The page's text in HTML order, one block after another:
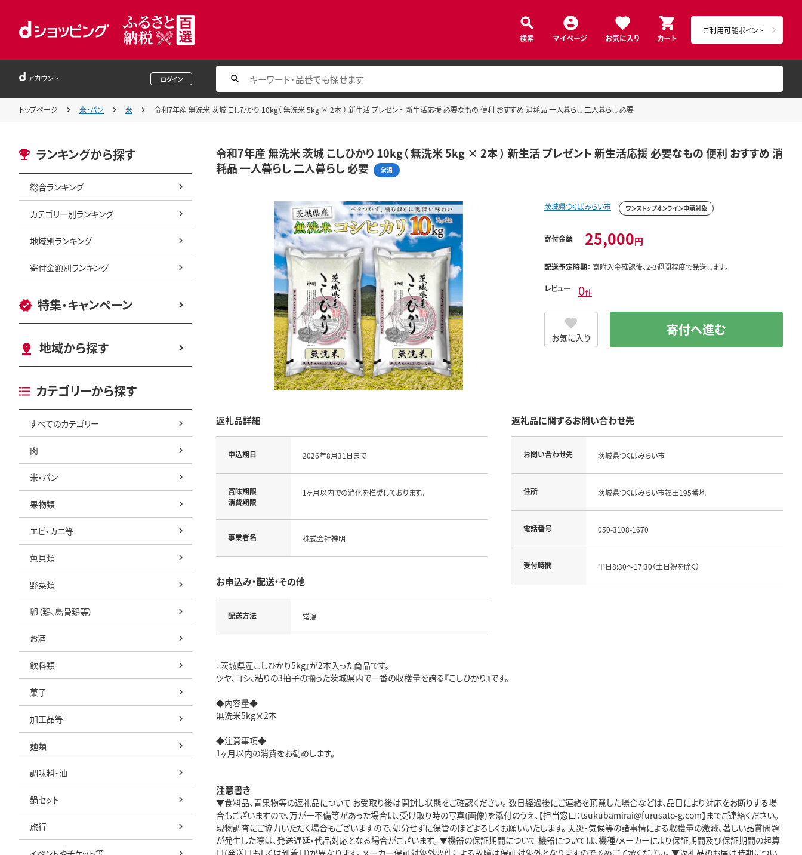
検索 マイページ お気に入り カート
ご利用可能ポイント
アカウント ログイン
トップページ 米・パン 米 令和7年産 無洗米 茨城 こしひかり 10kg（ 無洗米 5kg × 2本 ） 新生活 プレゼント 新生活応援 必要なもの 便利 おすすめ 消耗品 一人暮らし 二人暮らし 必要
ランキングから探す
総合ランキング
カテゴリー別ランキング
地域別ランキング
寄付金額別ランキング
特集・キャンペーン
地域から探す
カテゴリーから探す
すべてのカテゴリー
肉
米・パン
果物類
エビ・カニ等
魚貝類
野菜類
卵（鶏、烏骨鶏等）
お酒
飲料類
菓子
加工品等
麺類
調味料・油
鍋セット
旅行
令和7年産 無洗米 茨城 こしひかり 10kg（ 無洗米 5kg × 2本 ） 新生活 プレゼント 新生活応援 必要なもの 便利 おすすめ 消
耗品 一人暮らし 二人暮らし 必要
常温
茨城県つくばみらい市 ワンストップオンライン申請対象
寄付金額 25,000円
配送予定時期： 寄附入金確認後、2-3週間程度で発送します。
レビュー 0件
お気に入り 寄付へ進む
返礼品詳細
申込期日 2026年8月31日まで
賞味期限
消費期限
1ヶ月以内での消化を推奨しております。
事業者名 株式会社神明
お申込み・配送・その他
配送方法 常温
返礼品に関するお問い合わせ先
お問い合わせ先 茨城県つくばみらい市
住所 茨城県つくばみらい市福田195番地
電話番号 050-3108-1670
受付時間 平日8:30～17:30（土日祝を除く）
『茨城県産こしひかり5kg』が2本入った商品です。
ツヤ、コシ、粘りの3拍子の揃った茨城県内で一番の収穫量を誇る『こしひかり』です。
◆内容量◆
無洗米5kg×2本
◆注意事項◆
1ヶ月以内の消費をお勧めします。
注意書き
▼食料品、青果物等の返礼品について お受取り後は開封し状態をご確認ください。 数日経過後にご連絡を頂戴した場合などは、品目により対応をお断りする場
合もございますので、万が一不備等があった場合は、受け取り時の写真(画像)を添付のうえ、【担当窓口：tsukubamirai@furusato-g.com】までご連絡ください。
現物調査にご協力いただく場合もございますので、処分せずに保管のほどよろしくお願いいたします。 天災・気候等の諸事情による収穫量の激減、著しい品質問題
が発生した際は、発送遅延・代品対応となる場合がございます。 ▼機器の保証期間について 機器については、機種/メーカーにより保証期間及び保証期間の起算
日(発送日もしくは到着日)が異なります。 メーカー保証対象外要件による故障は保証対象外となりますので予めご了承ください。 ▼返礼品のお届け時期につい